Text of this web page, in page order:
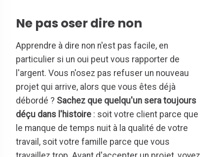
Ne pas oser dire non
Apprendre à dire non n'est pas facile, en
particulier si un oui peut vous rapporter de
l'argent. Vous n'osez pas refuser un nouveau
projet qui arrive, alors que vous êtes déjà
débordé ? Sachez que quelqu'un sera toujours
déçu dans l'histoire : soit votre client parce que
le manque de temps nuit à la qualité de votre
travail, soit votre famille parce que vous